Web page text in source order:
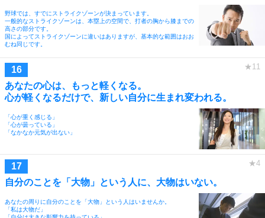
野球では、すでにストライクゾーンが決まっています。
一般的なストライクゾーンは、本塁上の空間で、打者の胸から膝までの
高さの部分です。
国によってストライクゾーンに違いはありますが、基本的な範囲はおお
むね同じです。
あなたの心は、もっと軽くなる。
心が軽くなるだけで、新しい自分に生まれ変われる。
「心が重く感じる」
「心が曇っている」
「なかなか元気が出ない」
自分のことを「大物」という人に、大物はいない。
あなたの周りに自分のことを「大物」という人はいませんか。
「私は大物だ」